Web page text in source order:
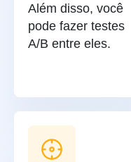
Além disso, você
pode fazer testes
A/B entre eles.